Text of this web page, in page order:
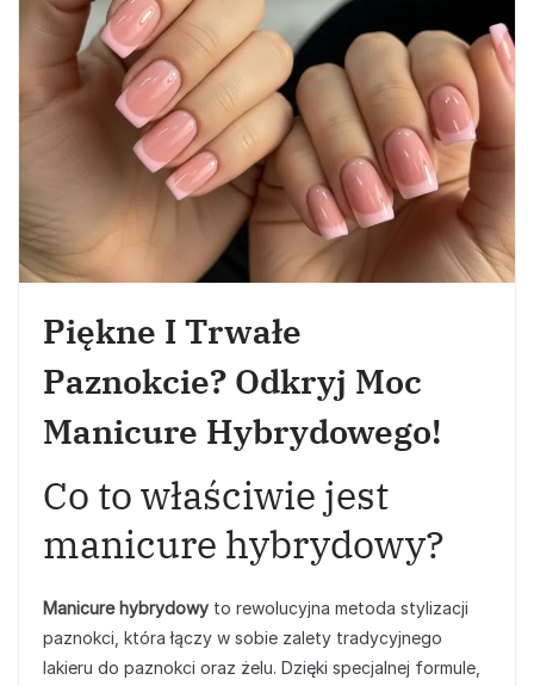
Piękne I Trwałe
Paznokcie? Odkryj Moc
Manicure Hybrydowego!
Co to właściwie jest
manicure hybrydowy?
Manicure hybrydowy to rewolucyjna metoda stylizacji
paznokci, która łączy w sobie zalety tradycyjnego
lakieru do paznokci oraz żelu. Dzięki specjalnej formule,